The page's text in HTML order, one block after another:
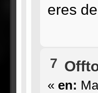
eres
7
« en: